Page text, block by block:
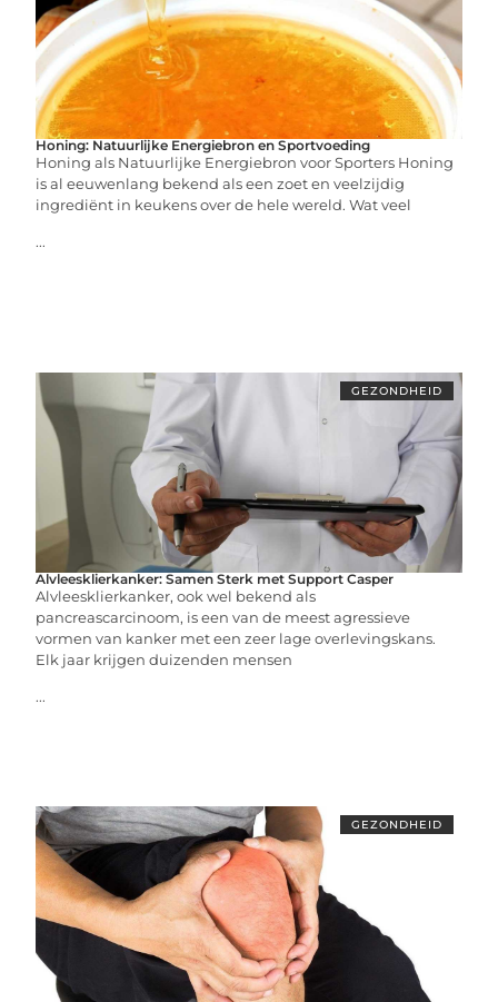
Honing: Natuurlijke Energiebron en Sportvoeding
Honing als Natuurlijke Energiebron voor Sporters Honing
is al eeuwenlang bekend als een zoet en veelzijdig
ingrediënt in keukens over de hele wereld. Wat veel
...
GEZONDHEID
Alvleesklierkanker: Samen Sterk met Support Casper
Alvleesklierkanker, ook wel bekend als
pancreascarcinoom, is een van de meest agressieve
vormen van kanker met een zeer lage overlevingskans.
Elk jaar krijgen duizenden mensen
...
GEZONDHEID